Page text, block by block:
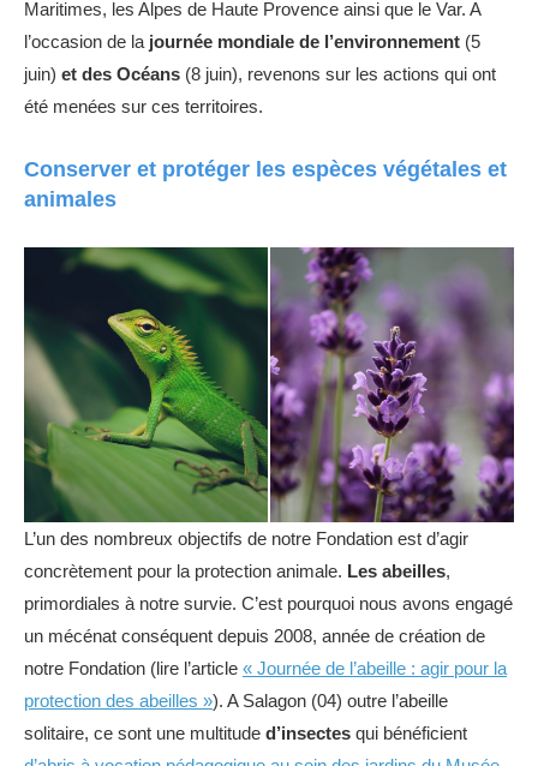
Maritimes, les Alpes de Haute Provence ainsi que le Var. A
l’occasion de la journée mondiale de l’environnement (5
juin) et des Océans (8 juin), revenons sur les actions qui ont
été menées sur ces territoires.
Conserver et protéger les espèces végétales et
animales
L’un des nombreux objectifs de notre Fondation est d’agir
concrètement pour la protection animale. Les abeilles,
primordiales à notre survie. C’est pourquoi nous avons engagé
un mécénat conséquent depuis 2008, année de création de
notre Fondation (lire l’article « Journée de l’abeille : agir pour la
protection des abeilles »). A Salagon (04) outre l’abeille
solitaire, ce sont une multitude d’insectes qui bénéficient